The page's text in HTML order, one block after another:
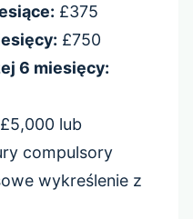
£375
£750
6 miesięcy:
lub
compulsory
wykreślenie z